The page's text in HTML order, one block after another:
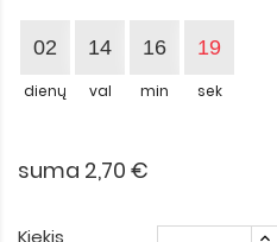
02
dienų
14
val
16
min
19
sek
suma 2,70 €
Kiekis